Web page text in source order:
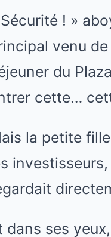
! »
venu
du
cette…
la petite
dans ses